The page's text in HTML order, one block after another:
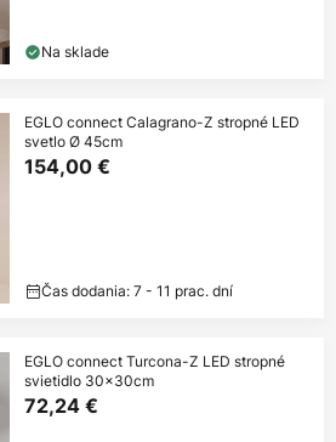
Na sklade
EGLO connect Calagrano-Z stropné LED
svetlo Ø 45cm
154,00 €
Čas dodania: 7 - 11 prac. dní
EGLO connect Turcona-Z LED stropné
svietidlo 30x30cm
72,24 €